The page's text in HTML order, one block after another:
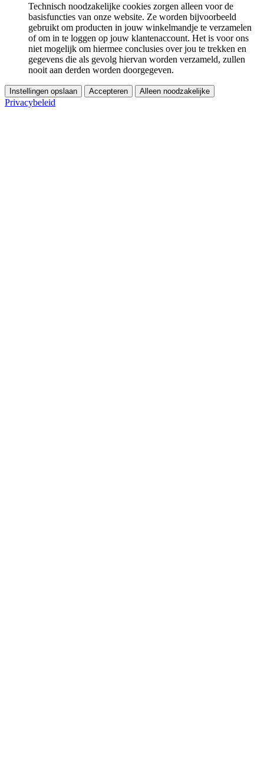
Technisch noodzakelijke cookies zorgen alleen voor de
basisfuncties van onze website. Ze worden bijvoorbeeld
gebruikt om producten in jouw winkelmandje te verzamelen
of om in te loggen op jouw klantenaccount. Het is voor ons
niet mogelijk om hiermee conclusies over jou te trekken en
gegevens die als gevolg hiervan worden verzameld, zullen
nooit aan derden worden doorgegeven.
Instellingen opslaan Accepteren Alleen noodzakelijke
Privacybeleid